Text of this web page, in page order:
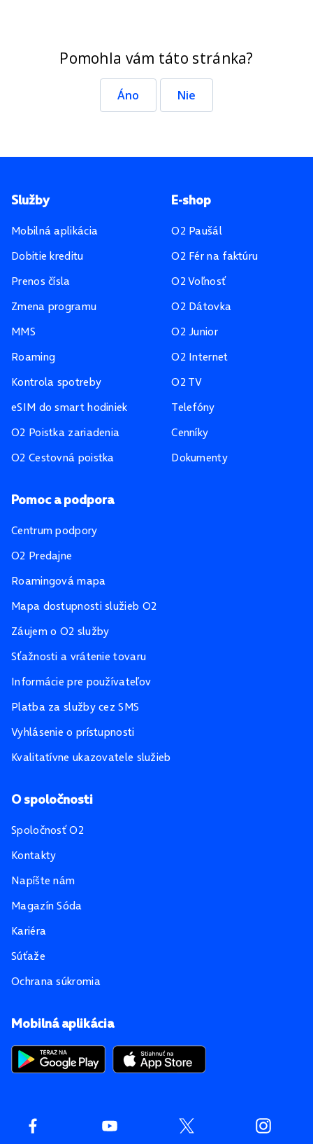
Pomohla vám táto stránka?
Áno Nie
Pätička stránky
Mobilná aplikácia
Služby
Mobilná aplikácia
Dobitie kreditu
Prenos čísla
Zmena programu
MMS
Roaming
Kontrola spotreby
eSIM do smart hodiniek
O2 Poistka zariadenia
O2 Cestovná poistka
E-shop
O2 Paušál
O2 Fér na faktúru
O2 Voľnosť
O2 Dátovka
O2 Junior
O2 Internet
O2 TV
Telefóny
Cenníky
Dokumenty
Pomoc a podpora
Centrum podpory
O2 Predajne
Roamingová mapa
Mapa dostupnosti služieb O2
Záujem o O2 služby
Sťažnosti a vrátenie tovaru
Informácie pre používateľov
Platba za služby cez SMS
Vyhlásenie o prístupnosti
Kvalitatívne ukazovatele služieb
O spoločnosti
Spoločnosť O2
Kontakty
Napíšte nám
Magazín Sóda
Kariéra
Súťaže
Ochrana súkromia